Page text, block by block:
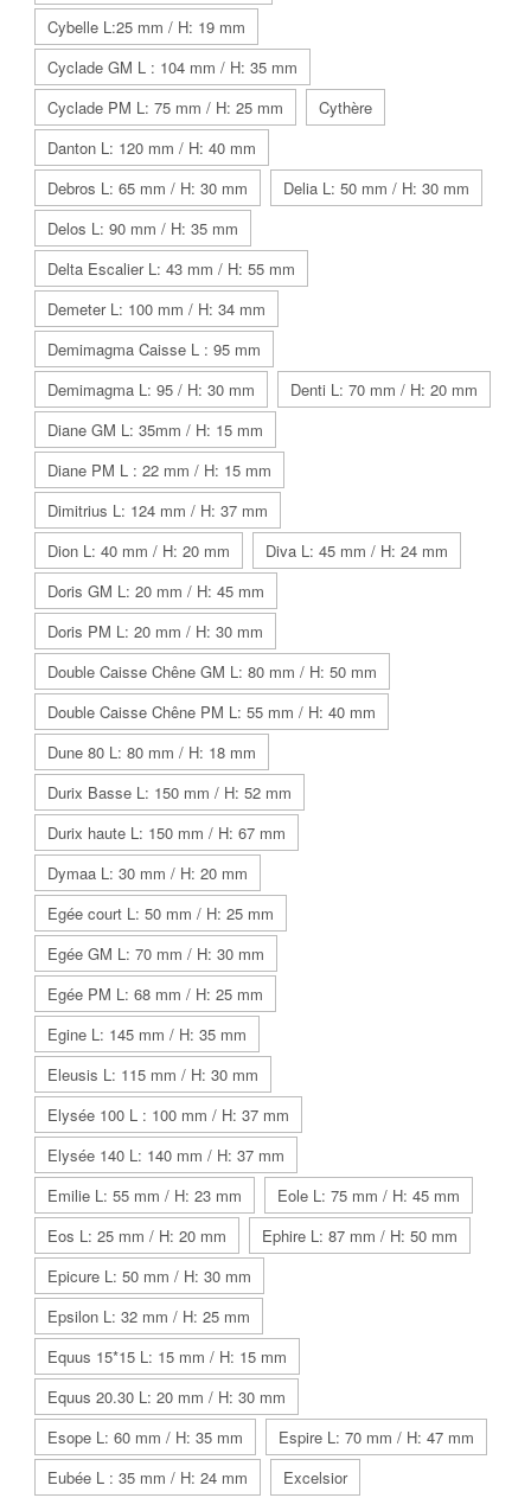
Cybelle L:25 mm / H: 19 mm
Cyclade GM L : 104 mm / H: 35 mm
Cyclade PM L: 75 mm / H: 25 mm
Cythère
Danton L: 120 mm / H: 40 mm
Debros L: 65 mm / H: 30 mm
Delia L: 50 mm / H: 30 mm
Delos L: 90 mm / H: 35 mm
Delta Escalier L: 43 mm / H: 55 mm
Demeter L: 100 mm / H: 34 mm
Demimagma Caisse L : 95 mm
Demimagma L: 95 / H: 30 mm
Denti L: 70 mm / H: 20 mm
Diane GM L: 35mm / H: 15 mm
Diane PM L : 22 mm / H: 15 mm
Dimitrius L: 124 mm / H: 37 mm
Dion L: 40 mm / H: 20 mm
Diva L: 45 mm / H: 24 mm
Doris GM L: 20 mm / H: 45 mm
Doris PM L: 20 mm / H: 30 mm
Double Caisse Chêne GM L: 80 mm / H: 50 mm
Double Caisse Chêne PM L: 55 mm / H: 40 mm
Dune 80 L: 80 mm / H: 18 mm
Durix Basse L: 150 mm / H: 52 mm
Durix haute L: 150 mm / H: 67 mm
Dymaa L: 30 mm / H: 20 mm
Egée court L: 50 mm / H: 25 mm
Egée GM L: 70 mm / H: 30 mm
Egée PM L: 68 mm / H: 25 mm
Egine L: 145 mm / H: 35 mm
Eleusis L: 115 mm / H: 30 mm
Elysée 100 L : 100 mm / H: 37 mm
Elysée 140 L: 140 mm / H: 37 mm
Emilie L: 55 mm / H: 23 mm
Eole L: 75 mm / H: 45 mm
Eos L: 25 mm / H: 20 mm
Ephire L: 87 mm / H: 50 mm
Epicure L: 50 mm / H: 30 mm
Epsilon L: 32 mm / H: 25 mm
Equus 15*15 L: 15 mm / H: 15 mm
Equus 20.30 L: 20 mm / H: 30 mm
Esope L: 60 mm / H: 35 mm
Espire L: 70 mm / H: 47 mm
Eubée L : 35 mm / H: 24 mm
Excelsior